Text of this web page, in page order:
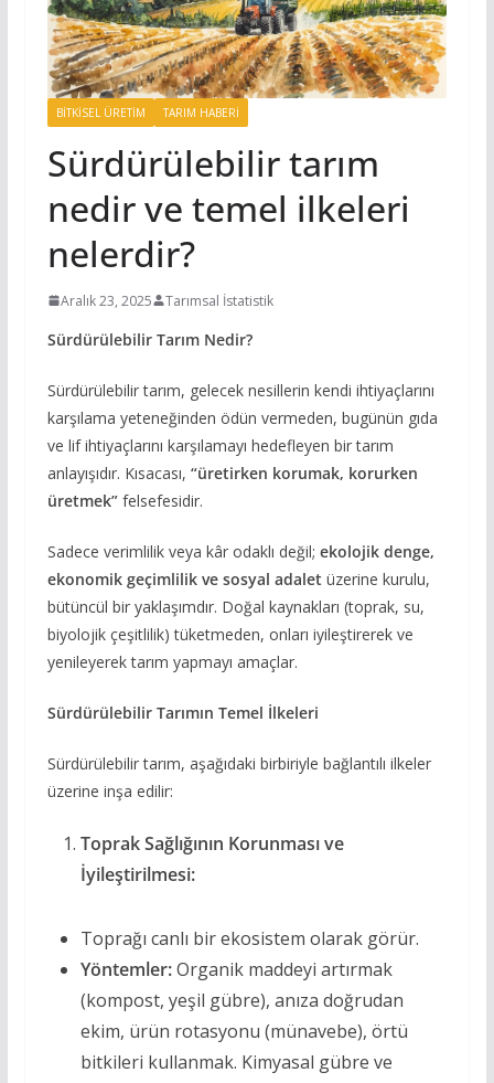
BITKISEL ÜRETIM TARIM HABERI
Sürdürülebilir tarım
nedir ve temel ilkeleri
nelerdir?
Aralık 23, 2025 Tarımsal İstatistik
Sürdürülebilir Tarım Nedir?
Sürdürülebilir tarım, gelecek nesillerin kendi ihtiyaçlarını
karşılama yeteneğinden ödün vermeden, bugünün gıda
ve lif ihtiyaçlarını karşılamayı hedefleyen bir tarım
anlayışıdır. Kısacası, “üretirken korumak, korurken
üretmek”felsefesidir.
Sadece verimlilik veya kâr odaklı değil; ekolojik denge,
ekonomik geçimlilik ve sosyal adalet üzerine kurulu,
bütüncül bir yaklaşımdır. Doğal kaynakları (toprak, su,
biyolojik çeşitlilik) tüketmeden, onları iyileştirerek ve
yenileyerek tarım yapmayı amaçlar.
Sürdürülebilir Tarımın Temel İlkeleri
Sürdürülebilir tarım, aşağıdaki birbiriyle bağlantılı ilkeler
üzerine inşa edilir:
Toprak Sağlığının Korunması ve
İyileştirilmesi:
Toprağı canlı bir ekosistem olarak görür.
Yöntemler:Organik maddeyi artırmak
(kompost, yeşil gübre), anıza doğrudan
ekim, ürün rotasyonu (münavebe), örtü
bitkileri kullanmak. Kimyasal gübre ve